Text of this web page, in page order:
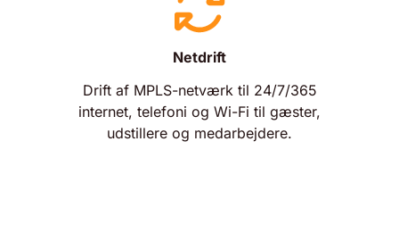
Netdrift
Drift af MPLS-netværk til 24/7/365
internet, telefoni og Wi-Fi til gæster,
udstillere og medarbejdere.